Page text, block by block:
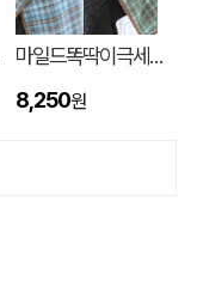
마일드똑딱이극세사담요
8,250원
유로3색 베이직3링볼펜(독일잉크/컬러인쇄가능) 08-10